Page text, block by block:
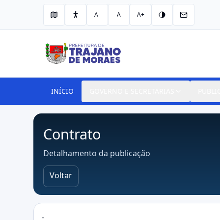
A- A A+
INÍCIO
Contrato
Detalhamento da publicação
Voltar
-